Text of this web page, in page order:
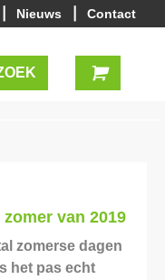
Nieuws Contact
van 2019
zomerse dagen
het pas echt